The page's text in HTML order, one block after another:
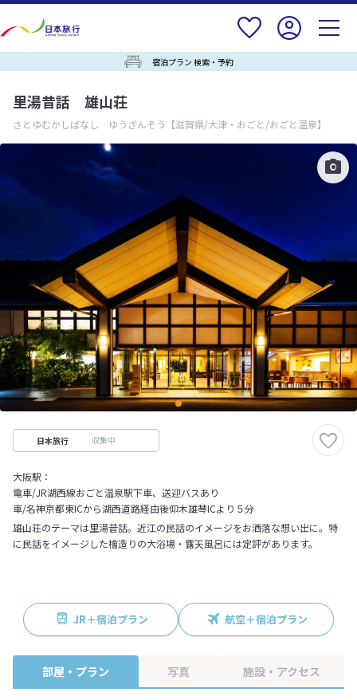
宿泊プラン 検索・予約
里湯昔話 雄山荘
さとゆむかしばなし ゆうざんそう 【滋賀県/大津・おごと/おごと温泉】
日本旅行 収集中
大阪駅：
電車/JR湖西線おごと温泉駅下車、送迎バスあり
車/名神京都東ICから湖西道路経由後仰木雄琴ICより５分
雄山荘のテーマは里湯昔話。近江の民話のイメージをお洒落な想い出に。特
に民話をイメージした檜造りの大浴場・露天風呂には定評があります。
JR＋宿泊プラン 航空＋宿泊プラン
部屋・プラン 写真 施設・アクセス